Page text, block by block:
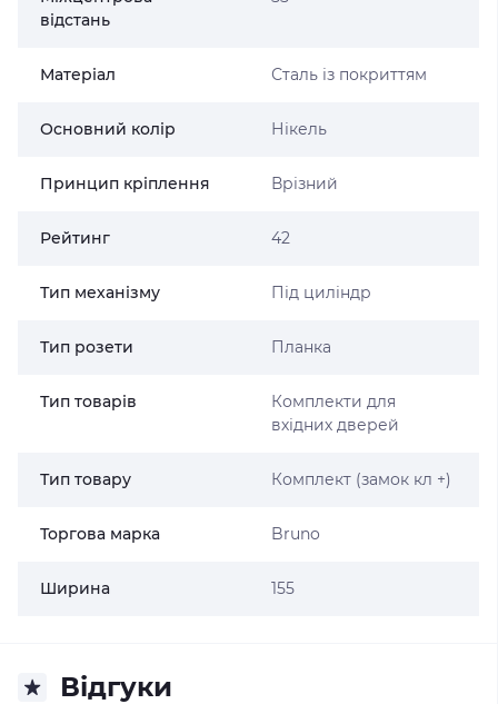
відстань
Матеріал Сталь із покриттям
Основний колір Нікель
Принцип кріплення Врізний
Рейтинг 42
Тип механізму Під циліндр
Тип розети Планка
Тип товарів
Комплекти для
вхідних дверей
Тип товару Комплект (замок кл +)
Торгова марка Bruno
Ширина 155
Відгуки